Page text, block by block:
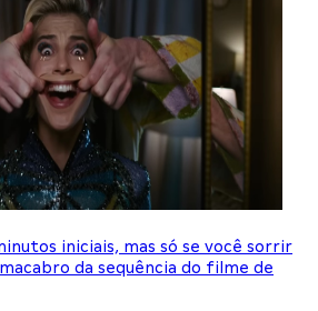
iniciais, mas só se você sorrir
da sequência do filme de